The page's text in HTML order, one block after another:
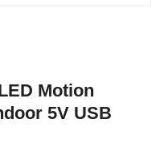
Motion
5V USB